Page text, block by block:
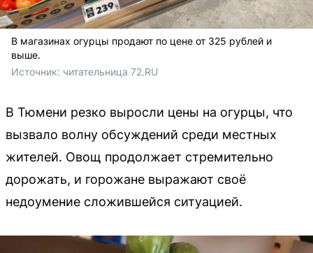
В магазинах огурцы продают по цене от 325 рублей и
выше.
Источник: читательница 72.RU
В Тюмени резко выросли цены на огурцы, что
вызвало волну обсуждений среди местных
жителей. Овощ продолжает стремительно
дорожать, и горожане выражают своё
недоумение сложившейся ситуацией.